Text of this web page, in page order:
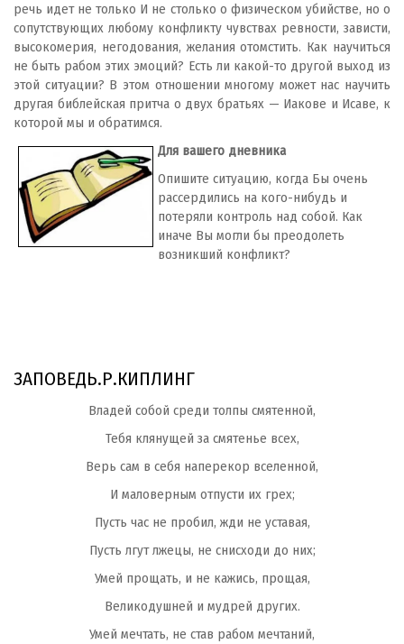
речь идет не только И не столько о физическом убийстве, но о
сопутствующих любому конфликту чувствах ревности, зависти,
высокомерия, негодования, желания отомстить. Как научиться
не быть рабом этих эмоций? Есть ли какой-то другой выход из
этой ситуации? В этом отношении многому может нас научить
другая библейская притча о двух братьях — Иакове и Исаве, к
которой мы и обратимся.
Для вашего дневника
Опишите ситуацию, когда Бы очень
рассердились на кого-нибудь и
потеряли контроль над собой. Как
иначе Вы могли бы преодолеть
возникший конфликт?
ЗАПОВЕДЬ.Р.КИПЛИНГ
Владей собой среди толпы смятенной,
Тебя клянущей за смятенье всех,
Верь сам в себя наперекор вселенной,
И маловерным отпусти их грех;
Пусть час не пробил, жди не уставая,
Пусть лгут лжецы, не снисходи до них;
Умей прощать, и не кажись, прощая,
Великодушней и мудрей других.
Умей мечтать, не став рабом мечтаний,